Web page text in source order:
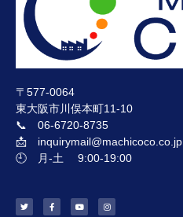
〒577-0064
東大阪市川俣本町11-10
📞 06-6720-8735
📩 inquirymail@machicoco.co.jp
🕘 月-土 9:00-19:00